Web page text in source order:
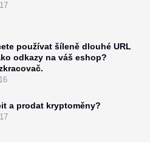
používat šíleně dlouhé URL
odkazy na váš eshop?
a prodat kryptoměny?